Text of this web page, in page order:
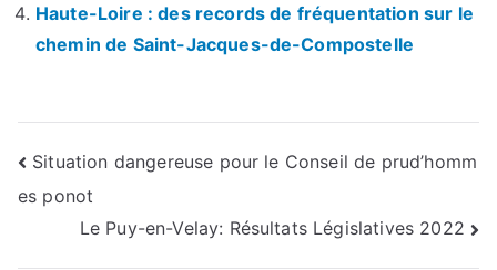
Haute-Loire : des records de fréquentation sur le
chemin de Saint-Jacques-de-Compostelle
Navigation
de
l’article
Situation dangereuse pour le Conseil de prud’homm
es ponot
Le Puy-en-Velay: Résultats Législatives 2022